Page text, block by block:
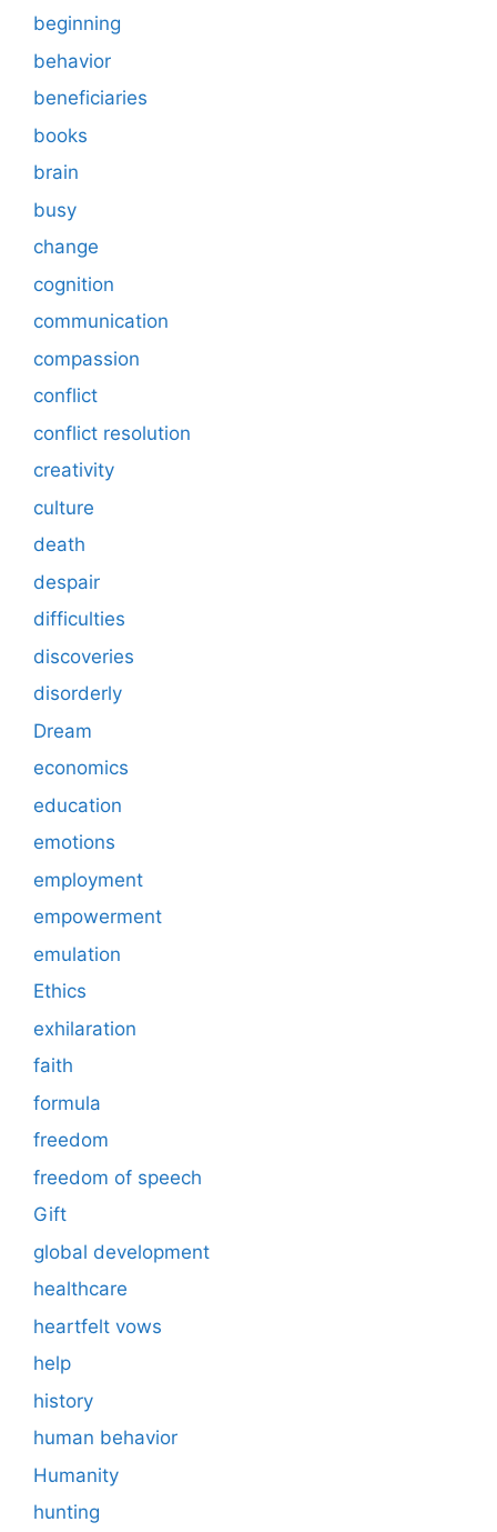
beginning
behavior
beneficiaries
books
brain
busy
change
cognition
communication
compassion
conflict
conflict resolution
creativity
culture
death
despair
difficulties
discoveries
disorderly
Dream
economics
education
emotions
employment
empowerment
emulation
Ethics
exhilaration
faith
formula
freedom
freedom of speech
Gift
global development
healthcare
heartfelt vows
help
history
human behavior
Humanity
hunting